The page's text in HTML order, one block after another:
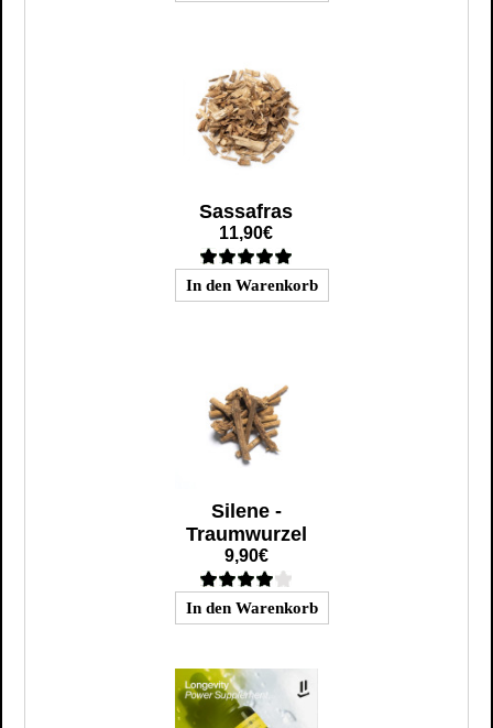
Sassafras
11,90€
Silene -
Traumwurzel
9,90€